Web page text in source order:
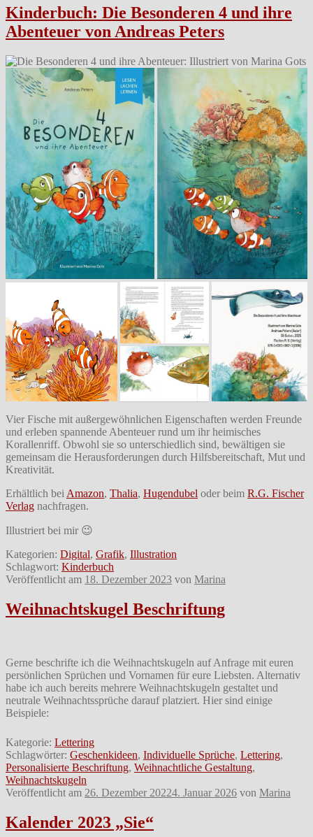
M
a
r
a
r
M
Kinderbuch: Die Besonderen 4 und ihre
Abenteuer von Andreas Peters
Vier Fische mit außergewöhnlichen Eigenschaften werden Freunde
und erleben spannende Abenteuer rund um ihr heimisches
Korallenriff. Obwohl sie so unterschiedlich sind, bewältigen sie
gemeinsam die Herausforderungen durch Hilfsbereitschaft, Mut und
Kreativität.
Erhältlich beiAmazon, Thalia, Hugendubel oder beim R.G. Fischer
Verlag nachfragen.
Illustriert bei mir 😉
Kategorien: Digital, Grafik, Illustration
Schlagwort: Kinderbuch
Veröffentlicht am 18. Dezember 2023 von Marina
Weihnachtskugel Beschriftung
Gerne beschrifte ich die Weihnachtskugeln auf Anfrage mit euren
persönlichen Sprüchen und Vornamen für eure Liebsten. Alternativ
habe ich auch bereits mehrere Weihnachtskugeln gestaltet und
neutrale Weihnachtssprüche darauf platziert. Hier sind einige
Beispiele:
Kategorie: Lettering
Schlagwörter: Geschenkideen, Individuelle Sprüche, Lettering,
Personalisierte Beschriftung, Weihnachtliche Gestaltung,
Weihnachtskugeln
Veröffentlicht am 26. Dezember 20224. Januar 2026 von Marina
Kalender 2023 „Sie“